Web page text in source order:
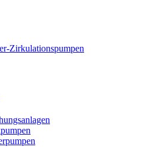
Zirkulationspumpen